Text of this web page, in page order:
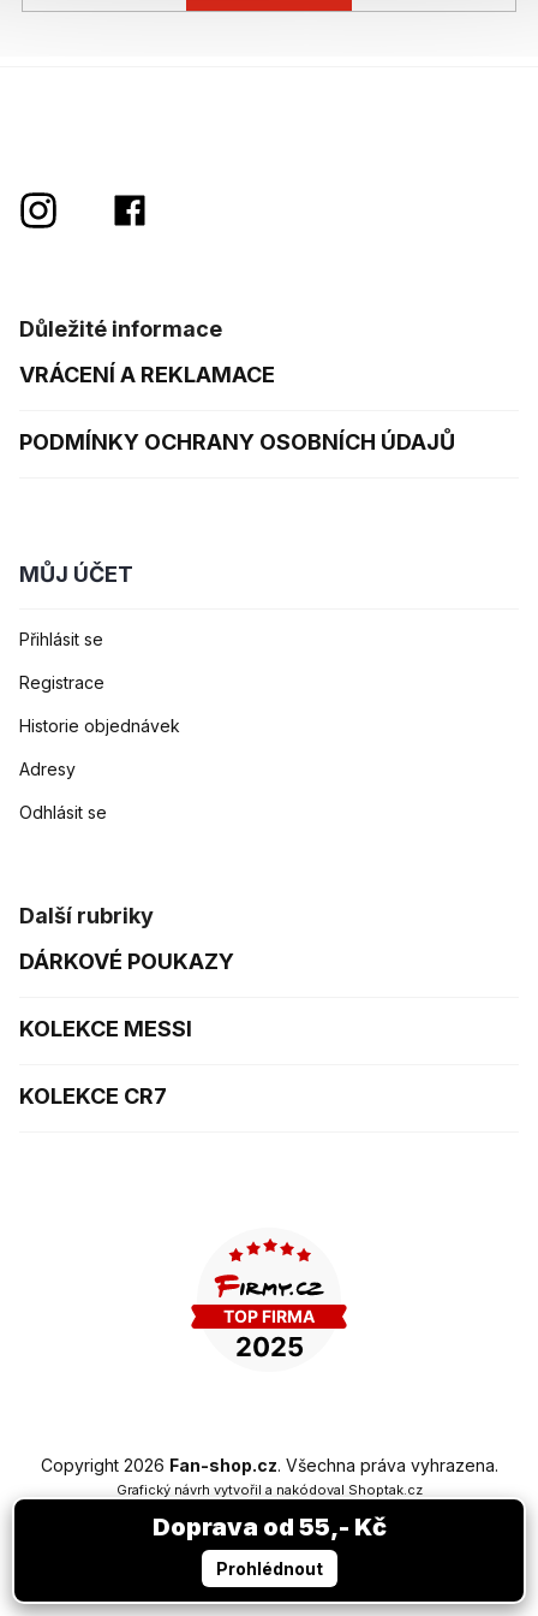
Důležité informace
VRÁCENÍ A REKLAMACE
PODMÍNKY OCHRANY OSOBNÍCH ÚDAJŮ
MŮJ ÚČET
Přihlásit se
Registrace
Historie objednávek
Adresy
Odhlásit se
Další rubriky
DÁRKOVÉ POUKAZY
KOLEKCE MESSI
KOLEKCE CR7
Vytvořil Shoptet Premium
Copyright 2026 Fan-shop.cz. Všechna práva vyhrazena.
Grafický návrh vytvořil a nakódoval Shoptak.cz
Doprava od 55,- Kč
Prohlédnout